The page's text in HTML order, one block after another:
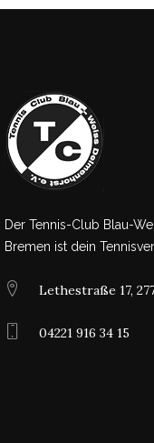
Der Tennis-Club Blau-
Bremen ist dein
Lethestraße 17,
04221 916 34 15